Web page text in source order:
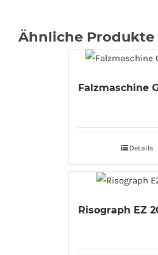
Ähnliche Produkte
Falzmaschine
Details
Risograph EZ